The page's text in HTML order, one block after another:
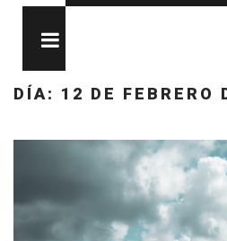
DÍA: 12 DE FEBRERO